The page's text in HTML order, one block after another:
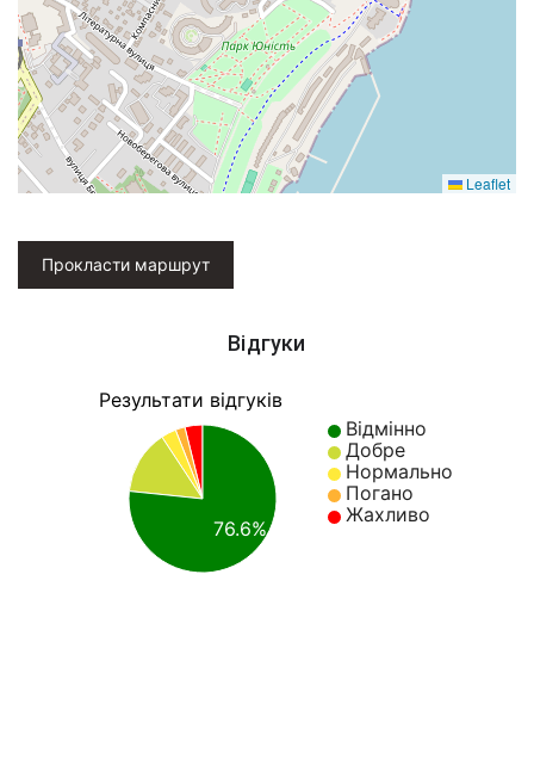
Leaflet
Прокласти маршрут
Відгуки
Результати відгуків
Відмінно
Добре
Нормально
Погано
Жахливо
76.6%